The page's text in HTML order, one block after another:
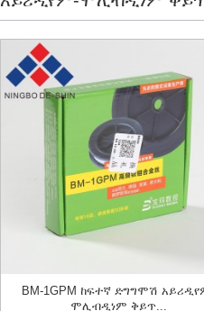
BM-1GPM ከፍተኛ ድግግሞሽ
ሞሊብዲነም ቅይጥ...